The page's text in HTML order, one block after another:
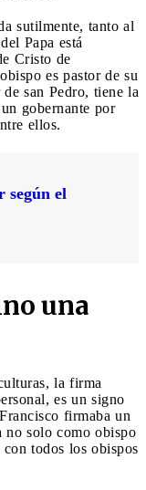
sutilmente, tanto al
Papa está
Cristo de
es pastor de su
san Pedro, tiene la
gobernante por
ellos.
según el
una
la firma
es un signo
firmaba un
no solo como obispo
todos los obispos